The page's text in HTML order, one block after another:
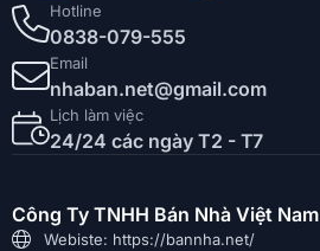
Hotline
0838-079-555
Email
nhaban.net@gmail.com
Lịch làm việc
24/24 các ngày T2 - T7
Công Ty TNHH Bán Nhà Việt Nam
Webiste: https://bannha.net/